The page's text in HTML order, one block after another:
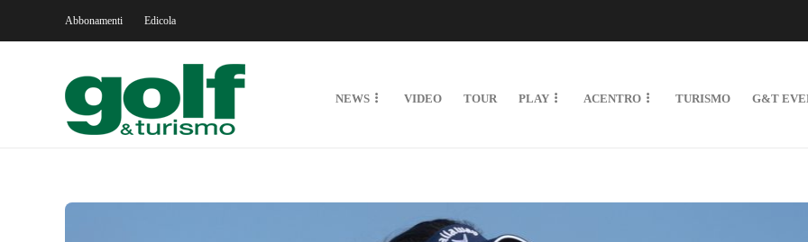
Abbonamenti Edicola
NEWS VIDEO TOUR PLAY ACENTRO TURISMO G&T